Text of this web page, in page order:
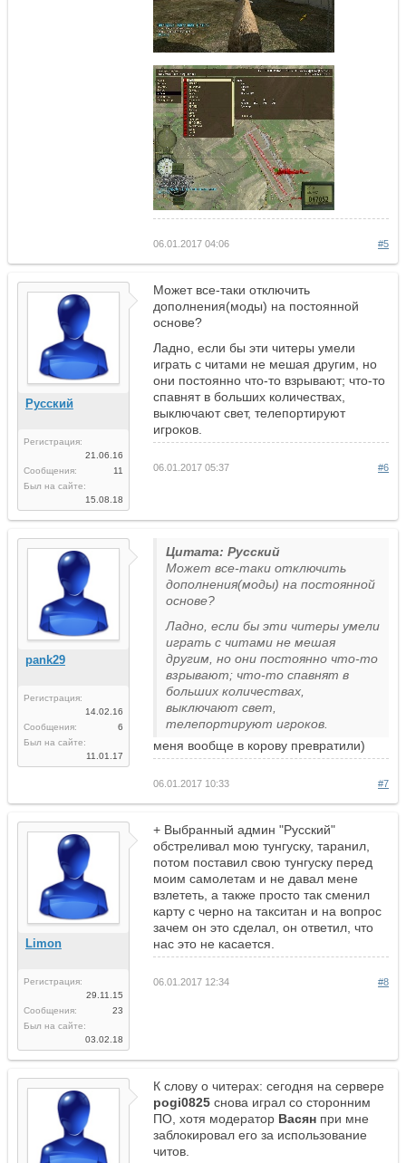
06.01.2017 04:06 #5
Русский
Регистрация:
21.06.16
Сообщения:
11
Был на сайте:
15.08.18
Может все-таки отключить
дополнения(моды) на постоянной
основе?
Ладно, если бы эти читеры умели
играть с читами не мешая другим, но
они постоянно что-то взрывают; что-то
спавнят в больших количествах,
выключают свет, телепортируют
игроков.
06.01.2017 05:37 #6
pank29
Регистрация:
14.02.16
Сообщения:
6
Был на сайте:
11.01.17
Цитата: Русский
Может все-таки отключить
дополнения(моды) на постоянной
основе?
Ладно, если бы эти читеры умели
играть с читами не мешая
другим, но они постоянно что-то
взрывают; что-то спавнят в
больших количествах,
выключают свет,
телепортируют игроков.
меня вообще в корову превратили)
06.01.2017 10:33 #7
Limon
Регистрация:
29.11.15
Сообщения:
23
Был на сайте:
03.02.18
+ Выбранный админ "Русский"
обстреливал мою тунгуску, таранил,
потом поставил свою тунгуску перед
моим самолетам и не давал мене
взлететь, а также просто так сменил
карту с черно на такситан и на вопрос
зачем он это сделал, он ответил, что
нас это не касается.
06.01.2017 12:34 #8
К слову о читерах: сегодня на сервере
pogi0825 снова играл со сторонним
ПО, хотя модератор Васян при мне
заблокировал его за использование
читов.